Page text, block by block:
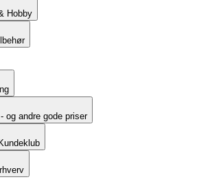
Hobby
og andre gode priser